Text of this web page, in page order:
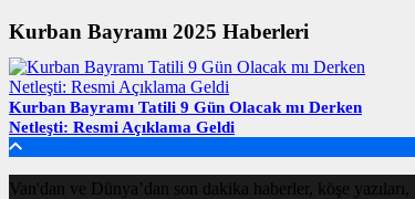
Kurban Bayramı 2025 Haberleri
Kurban Bayramı Tatili 9 Gün Olacak mı Derken
Netleşti: Resmi Açıklama Geldi
Van'dan ve Dünya’dan son dakika haberler, köşe